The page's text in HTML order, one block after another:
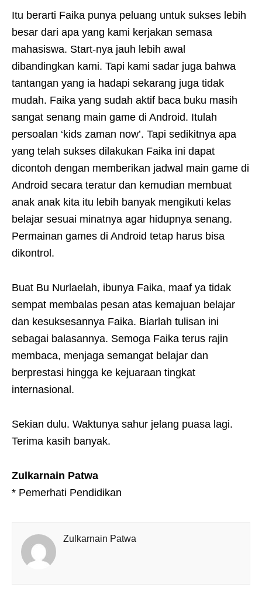
Itu berarti Faika punya peluang untuk sukses lebih
besar dari apa yang kami kerjakan semasa
mahasiswa. Start-nya jauh lebih awal
dibandingkan kami. Tapi kami sadar juga bahwa
tantangan yang ia hadapi sekarang juga tidak
mudah. Faika yang sudah aktif baca buku masih
sangat senang main game di Android. Itulah
persoalan ‘kids zaman now’. Tapi sedikitnya apa
yang telah sukses dilakukan Faika ini dapat
dicontoh dengan memberikan jadwal main game di
Android secara teratur dan kemudian membuat
anak anak kita itu lebih banyak mengikuti kelas
belajar sesuai minatnya agar hidupnya senang.
Permainan games di Android tetap harus bisa
dikontrol.
Buat Bu Nurlaelah, ibunya Faika, maaf ya tidak
sempat membalas pesan atas kemajuan belajar
dan kesuksesannya Faika. Biarlah tulisan ini
sebagai balasannya. Semoga Faika terus rajin
membaca, menjaga semangat belajar dan
berprestasi hingga ke kejuaraan tingkat
internasional.
Sekian dulu. Waktunya sahur jelang puasa lagi.
Terima kasih banyak.
Zulkarnain Patwa
* Pemerhati Pendidikan
Zulkarnain Patwa